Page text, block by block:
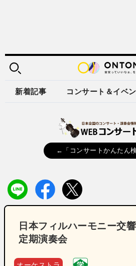
新着記事 コンサート＆イベ
←「コンサートかんたん
日本フィルハーモニー交
定期演奏会